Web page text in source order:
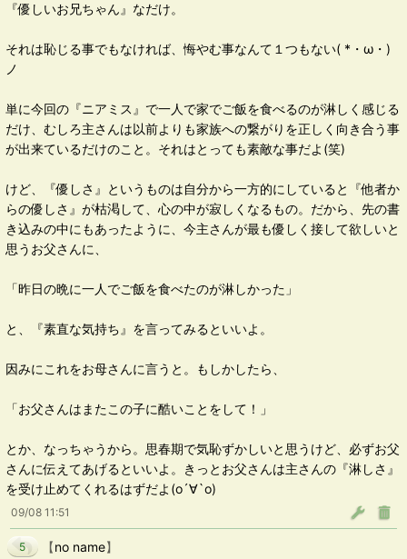
『優しいお兄ちゃん』なだけ。
それは恥じる事でもなければ、悔やむ事なんて１つもない( *・ω・)
ノ
単に今回の『ニアミス』で一人で家でご飯を食べるのが淋しく感じる
だけ、むしろ主さんは以前よりも家族への繋がりを正しく向き合う事
が出来ているだけのこと。それはとっても素敵な事だよ(笑)
けど、『優しさ』というものは自分から一方的にしていると『他者か
らの優しさ』が枯渇して、心の中が寂しくなるもの。だから、先の書
き込みの中にもあったように、今主さんが最も優しく接して欲しいと
思うお父さんに、
「昨日の晩に一人でご飯を食べたのが淋しかった」
と、『素直な気持ち』を言ってみるといいよ。
因みにこれをお母さんに言うと。もしかしたら、
「お父さんはまたこの子に酷いことをして！」
とか、なっちゃうから。思春期で気恥ずかしいと思うけど、必ずお父
さんに伝えてあげるといいよ。きっとお父さんは主さんの『淋しさ』
を受け止めてくれるはずだよ(о´∀`о)
09/08 11:51
5 【no name】